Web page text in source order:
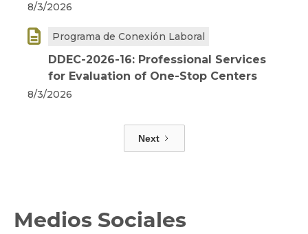
8/3/2026
 Programa de Conexión Laboral
DDEC-2026-16: Professional Services
for Evaluation of One-Stop Centers
8/3/2026
Next
Medios Sociales